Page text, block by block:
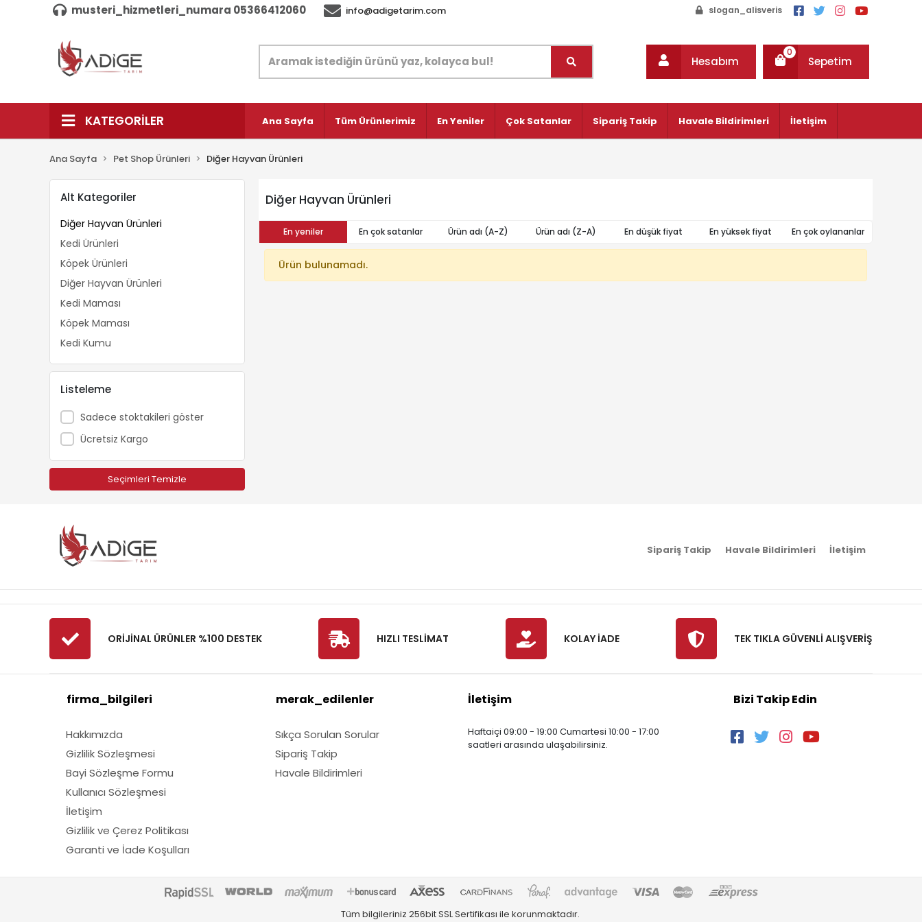
musteri_hizmetleri_numara 05366412060 info@adigetarim.com slogan_alisveris
Hesabım Sepetim
0
KATEGORİLER Ana Sayfa Tüm Ürünlerimiz En Yeniler Çok Satanlar Sipariş Takip Havale Bildirimleri İletişim
Ana Sayfa Pet Shop Ürünleri Diğer Hayvan Ürünleri
Alt Kategoriler
Diğer Hayvan Ürünleri
Kedi Ürünleri
Köpek Ürünleri
Diğer Hayvan Ürünleri
Kedi Maması
Köpek Maması
Kedi Kumu
Listeleme
Sadece stoktakileri göster
Ücretsiz Kargo
Seçimleri Temizle
Diğer Hayvan Ürünleri
En yeniler En çok satanlar Ürün adı (A-Z) Ürün adı (Z-A) En düşük fiyat En yüksek fiyat En çok oylananlar
Ürün bulunamadı.
Sipariş Takip Havale Bildirimleri İletişim
ORİJİNAL ÜRÜNLER %100 DESTEK HIZLI TESLİMAT KOLAY İADE TEK TIKLA GÜVENLİ ALIŞVERİŞ
firma_bilgileri
Hakkımızda
Gizlilik Sözleşmesi
Bayi Sözleşme Formu
Kullanıcı Sözleşmesi
İletişim
Gizlilik ve Çerez Politikası
Garanti ve İade Koşulları
merak_edilenler
Sıkça Sorulan Sorular
Sipariş Takip
Havale Bildirimleri
İletişim
Haftaiçi 09:00 - 19:00 Cumartesi 10:00 - 17:00
saatleri arasında ulaşabilirsiniz.
Bizi Takip Edin
Tüm bilgileriniz 256bit SSL Sertifikası ile korunmaktadır.